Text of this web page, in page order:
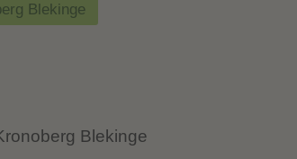
Blekinge
Blekinge